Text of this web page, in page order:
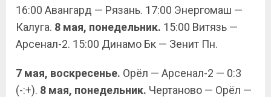
16:00 Авангард — Рязань. 17:00 Энергомаш —
Калуга. 8 мая, понедельник. 15:00 Витязь —
Арсенал-2. 15:00 Динамо Бк — Зенит Пн.
7 мая, воскресенье. Орёл — Арсенал-2 — 0:3
(-:+). 8 мая, понедельник. Чертаново — Орёл —